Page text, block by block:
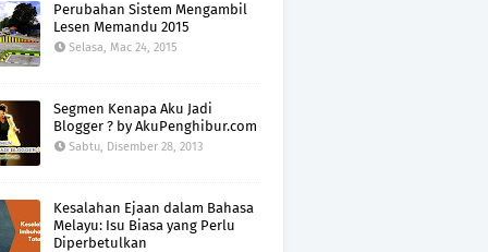
Perubahan Sistem Mengambil
Lesen Memandu 2015
Selasa, Mac 24, 2015
Segmen Kenapa Aku Jadi
Blogger ? by AkuPenghibur.com
Sabtu, Disember 28, 2013
Kesalahan Ejaan dalam Bahasa
Melayu: Isu Biasa yang Perlu
Diperbetulkan